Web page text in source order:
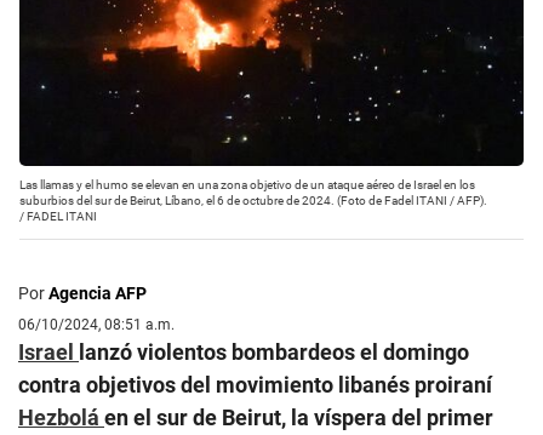
Las llamas y el humo se elevan en una zona objetivo de un ataque aéreo de Israel en los
suburbios del sur de Beirut, Líbano, el 6 de octubre de 2024. (Foto de Fadel ITANI / AFP).
/FADEL ITANI
PorAgencia AFP
06/10/2024, 08:51 a.m.
Israel lanzó violentos bombardeos el domingo
contra objetivos del movimiento libanés proiraní
Hezbolá en el sur de Beirut, la víspera del primer